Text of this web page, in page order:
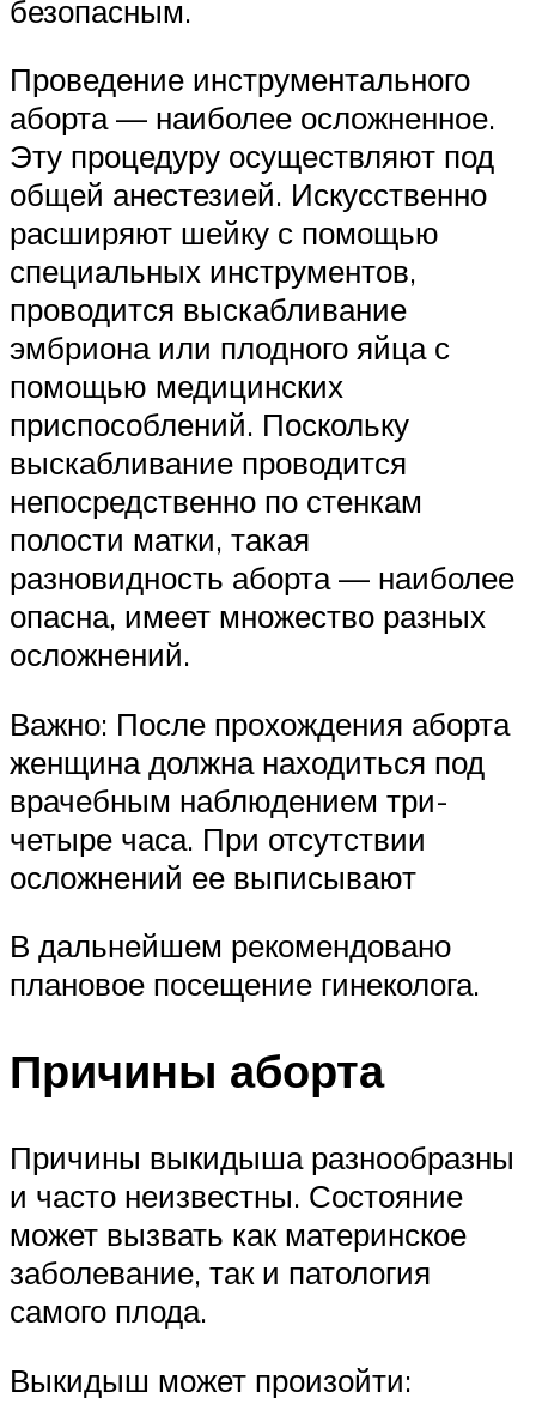
безопасным.
Проведение инструментального
аборта — наиболее осложненное.
Эту процедуру осуществляют под
общей анестезией. Искусственно
расширяют шейку с помощью
специальных инструментов,
проводится выскабливание
эмбриона или плодного яйца с
помощью медицинских
приспособлений. Поскольку
выскабливание проводится
непосредственно по стенкам
полости матки, такая
разновидность аборта — наиболее
опасна, имеет множество разных
осложнений.
Важно: После прохождения аборта
женщина должна находиться под
врачебным наблюдением три-
четыре часа. При отсутствии
осложнений ее выписывают
В дальнейшем рекомендовано
плановое посещение гинеколога.
Причины аборта
Причины выкидыша разнообразны
и часто неизвестны. Состояние
может вызвать как материнское
заболевание, так и патология
самого плода.
Выкидыш может произойти: